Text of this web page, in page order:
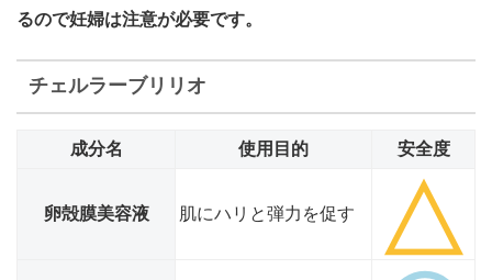
るので妊婦は注意が必要です。
チェルラーブリリオ
成分名 使用目的 安全度
卵殻膜美容液 肌にハリと弾力を促す